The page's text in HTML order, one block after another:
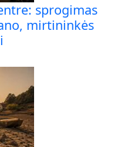
sprogimas
mirtininkės